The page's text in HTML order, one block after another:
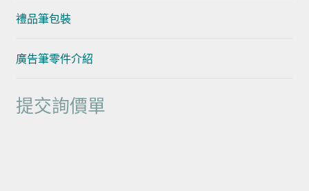
禮品筆包裝
廣告筆零件介紹
提交詢價單